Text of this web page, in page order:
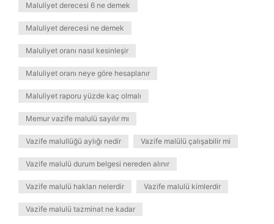
Maluliyet derecesi 6 ne demek
Maluliyet derecesi ne demek
Maluliyet oranı nasıl kesinleşir
Maluliyet oranı neye göre hesaplanır
Maluliyet raporu yüzde kaç olmalı
Memur vazife malulü sayılır mı
Vazife malullüğü aylığı nedir Vazife malülü çalışabilir mi
Vazife malulü durum belgesi nereden alınır
Vazife malulü hakları nelerdir Vazife malulü kimlerdir
Vazife malulü tazminat ne kadar